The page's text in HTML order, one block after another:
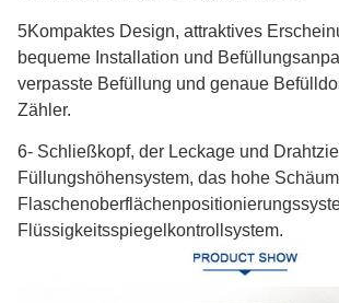
5Kompaktes Design, attraktives
bequeme Installation und
verpasste Befüllung und genaue
Zähler.
6- Schließkopf, der Leckage und
Füllungshöhensystem, das hohe
Flüssigkeitsspiegelkontrollsystem.